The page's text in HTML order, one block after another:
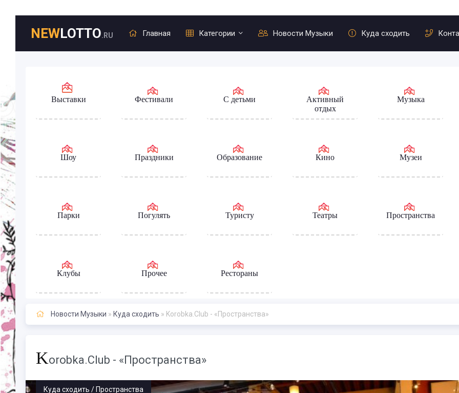
NEWLOTTO.RU Главная Категории Новости Музыки Куда сходить
Выставки Фестивали С детьми
Активный
отдых
Музыка
Шоу Праздники Образование Кино Музеи
Парки Погулять Туристу Театры Пространства
Клубы Прочее Рестораны
Новости Музыки » Куда сходить » Korobka.Club - «Пространства»
Korobka.Club - «Пространства»
Куда сходить / Пространства